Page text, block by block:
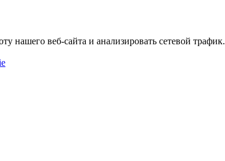
нашего веб-сайта и анализировать сетевой трафик.